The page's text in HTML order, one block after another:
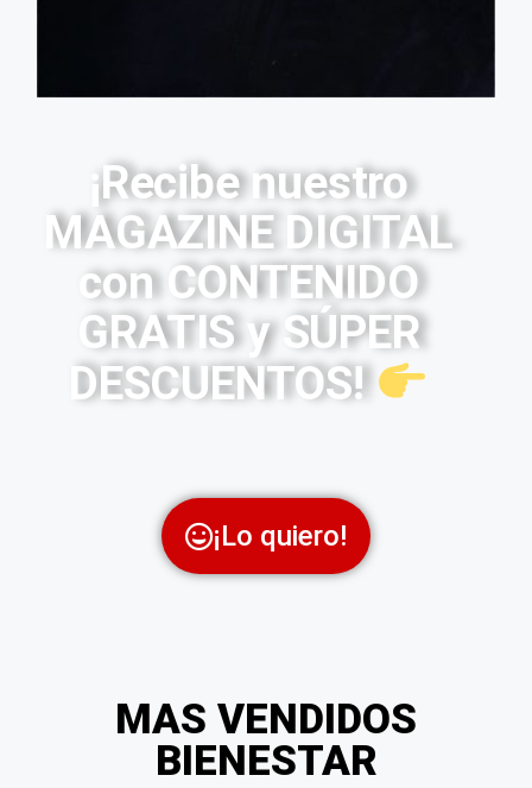
¡Recibe nuestro
MAGAZINE DIGITAL
con CONTENIDO
GRATIS y SÚPER
DESCUENTOS!
¡Lo quiero!
MAS VENDIDOS
BIENESTAR